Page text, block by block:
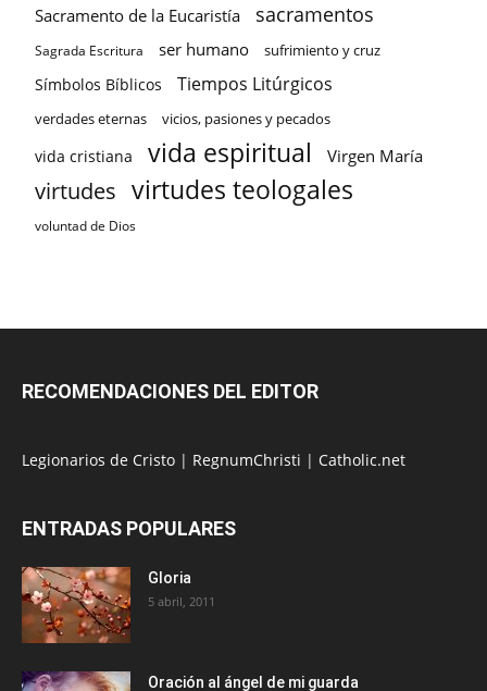
Sacramento de la Eucaristía sacramentos
Sagrada Escritura ser humano sufrimiento y cruz
Símbolos Bíblicos Tiempos Litúrgicos
verdades eternas vicios, pasiones y pecados
vida cristiana vida espiritual Virgen María
virtudes virtudes teologales
voluntad de Dios
RECOMENDACIONES DEL EDITOR
Legionarios de Cristo | RegnumChristi | Catholic.net
ENTRADAS POPULARES
Gloria
5 abril, 2011
Oración al ángel de mi guarda